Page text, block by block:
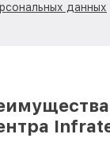
данных